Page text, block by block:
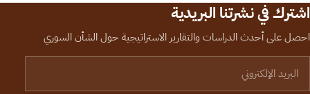
اشترك في نشرتنا البريدية
احصل على أحدث الدراسات والتقارير الاستراتيجية حول الشأن السوري